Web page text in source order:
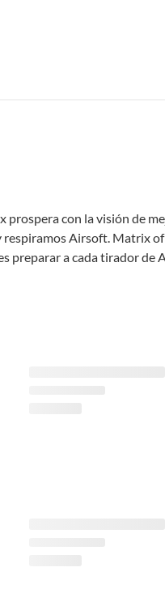
con la visión de
Airsoft. Matrix
preparar a cada tirador